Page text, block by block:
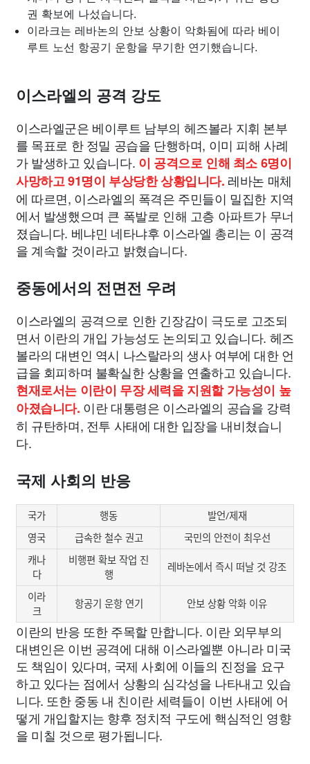
권 확보에 나섰습니다.
이라크는 레바논의 안보 상황이 악화됨에 따라 베이
루트 노선 항공기 운항을 무기한 연기했습니다.
이스라엘의 공격 강도
이스라엘군은 베이루트 남부의 헤즈볼라 지휘 본부
를 목표로 한 정밀 공습을 단행하며, 이미 피해 사례
가 발생하고 있습니다. 이 공격으로 인해 최소 6명이
사망하고 91명이 부상당한 상황입니다. 레바논 매체
에 따르면, 이스라엘의 폭격은 주민들이 밀집한 지역
에서 발생했으며 큰 폭발로 인해 고층 아파트가 무너
졌습니다. 베냐민 네타냐후 이스라엘 총리는 이 공격
을 계속할 것이라고 밝혔습니다.
중동에서의 전면전 우려
이스라엘의 공격으로 인한 긴장감이 극도로 고조되
면서 이란의 개입 가능성도 논의되고 있습니다. 헤즈
볼라의 대변인 역시 나스랄라의 생사 여부에 대한 언
급을 회피하며 불확실한 상황을 연출하고 있습니다.
현재로서는 이란이 무장 세력을 지원할 가능성이 높
아졌습니다. 이란 대통령은 이스라엘의 공습을 강력
히 규탄하며, 전투 사태에 대한 입장을 내비쳤습니
다.
국제 사회의 반응
국가 행동
발언/제재
영국
급속한 철수 권고
국민의 안전이 최우선
캐나
다
비행편 확보 작업 진
행
레바논에서 즉시 떠날 것 강조
이라
크
항공기 운항 연기 안보 상황 악화 이유
이란의 반응 또한 주목할 만합니다. 이란 외무부의
대변인은 이번 공격에 대해 이스라엘뿐 아니라 미국
도 책임이 있다며, 국제 사회에 이들의 진정을 요구
하고 있다는 점에서 상황의 심각성을 나타내고 있습
니다. 또한 중동 내 친이란 세력들이 이번 사태에 어
떻게 개입할지는 향후 정치적 구도에 핵심적인 영향
을 미칠 것으로 평가됩니다.